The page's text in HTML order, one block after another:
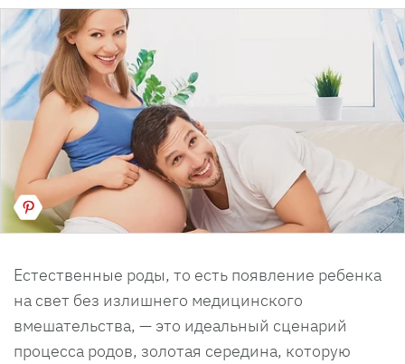
Естественные роды, то есть появление ребенка
на свет без излишнего медицинского
вмешательства, — это идеальный сценарий
процесса родов, золотая середина, которую